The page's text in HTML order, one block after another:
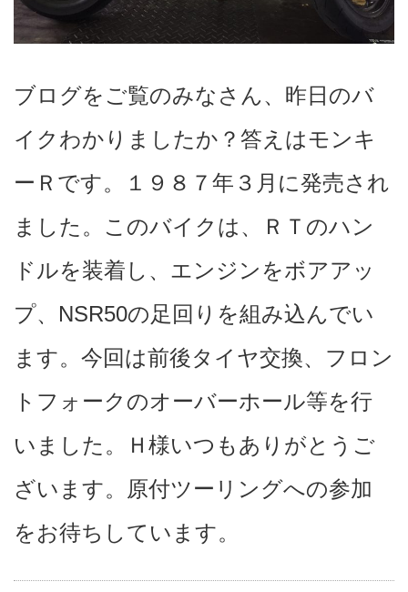
ブログをご覧のみなさん、昨日のバ
イクわかりましたか？答えはモンキ
ーＲです。１９８７年３月に発売され
ました。このバイクは、ＲＴのハン
ドルを装着し、エンジンをボアアッ
プ、NSR50の足回りを組み込んでい
ます。今回は前後タイヤ交換、フロン
トフォークのオーバーホール等を行
いました。Ｈ様いつもありがとうご
ざいます。原付ツーリングへの参加
をお待ちしています。